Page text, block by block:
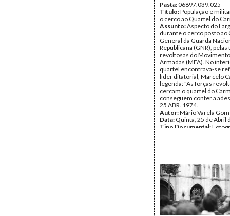
Pasta:06897.039.025
Título:População e
o cerco ao Quartel do
Assunto:Aspecto do
durante o cerco posto ao
General da Guarda
Republicana (GNR), pelas
revoltosas do
Armadas (MFA). No
quartel encontrava-se
líder ditatorial, Marcelo
legenda: "As forças
cercam o quartel do
conseguem conter a
25 ABR. 1974.
Autor:Mário Varela
Data: Quinta, 25 de Abril
Tipo Documental: